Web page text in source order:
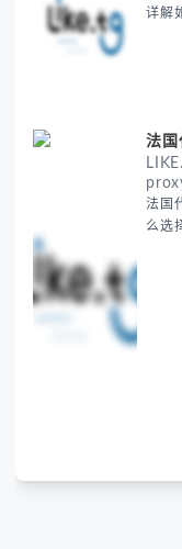
详解
法国
法国
么选